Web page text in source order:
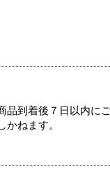
品到着後７日以内に
ねます。